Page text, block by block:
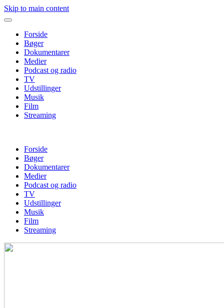
Skip to main content
Forside
Bøger
Dokumentarer
Medier
Podcast og radio
TV
Udstillinger
Musik
Film
Streaming
Forside
Bøger
Dokumentarer
Medier
Podcast og radio
TV
Udstillinger
Musik
Film
Streaming